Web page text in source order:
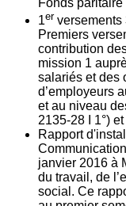
Fonds
1er versements
Premiers
contribution
mission 1
salariés et des
d’employeurs
et au niveau
2135‐28 I 1°)
Rapport
janvier 2016 à
du travail, de
social. Ce